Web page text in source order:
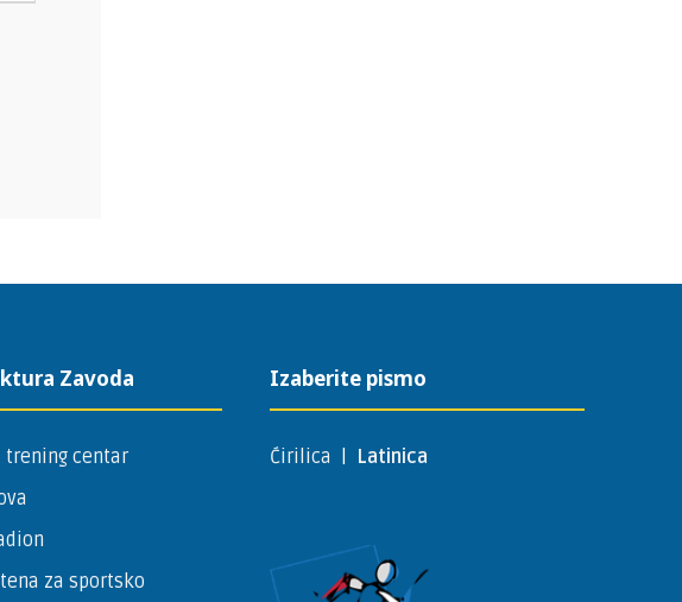
Zavoda
trening centar
za sportsko
Izaberite pismo
Ćirilica Latinica